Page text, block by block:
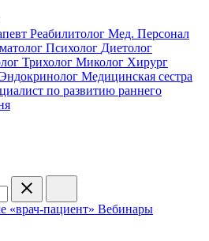
Реабилитолог Мед. Персонал
Психолог Диетолог
Трихолог Миколог Хирург
Медицинская сестра
по развитию раннего
«врач-пациент» Вебинары